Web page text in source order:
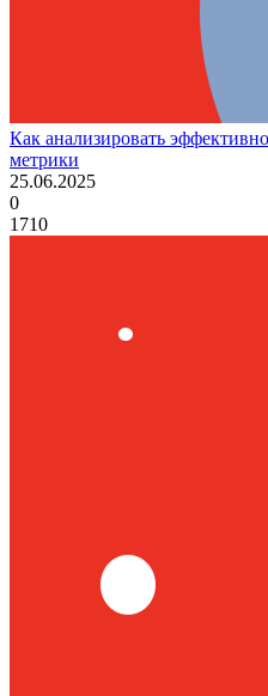
Как анализировать
метрики
25.06.2025
0
1710